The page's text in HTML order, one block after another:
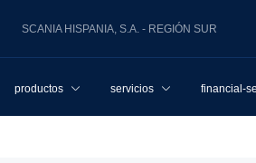
SCANIA HISPANIA, S.A. - REGIÓN SUR
productos servicios financial-